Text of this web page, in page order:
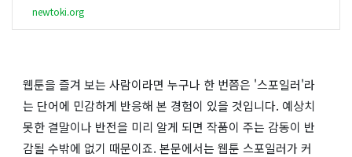
newtoki.org
웹툰을 즐겨 보는 사람이라면 누구나 한 번쯤은 '스포일러'라
는 단어에 민감하게 반응해 본 경험이 있을 것입니다. 예상치
못한 결말이나 반전을 미리 알게 되면 작품이 주는 감동이 반
감될 수밖에 없기 때문이죠. 본문에서는 웹툰 스포일러가 커